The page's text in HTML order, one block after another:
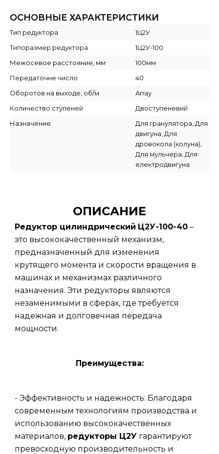
ОСНОВНЫЕ ХАРАКТЕРИСТИКИ
Тип редуктора
1Ц2У
Типоразмер редуктора
1Ц2У-100
Межосевое расстояние, мм
100мм
Передаточне число
40
Оборотов на выходе, об/м
Array
Количество ступеней
Двоступеневий
Назначение
Для гранулятора, Для
двигуна, Для
дровокола (колуна),
Для мульчера, Для
електродвигуна
ОПИСАНИЕ
Редуктор цилиндрический Ц2У-100-40 –
это высококачественный механизм,
предназначенный для изменения
крутящего момента и скорости вращения в
машинах и механизмах различного
назначения. Эти редукторы являются
незаменимыми в сферах, где требуется
надежная и долговечная передача
мощности.
Преимущества:
- Эффективность и надежность: Благодаря
современным технологиям производства и
использованию высококачественных
материалов, редукторы Ц2У гарантируют
превосходную производительность и